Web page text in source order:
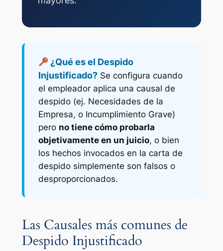
¿Qué es el Despido
Injustificado?Se configura cuando
el empleador aplica una causal de
despido (ej. Necesidades de la
Empresa, o Incumplimiento Grave)
pero no tiene cómo probarla
objetivamente en un juicio, o bien
los hechos invocados en la carta de
despido simplemente son falsos o
desproporcionados.
Las Causales más comunes de
Despido Injustificado